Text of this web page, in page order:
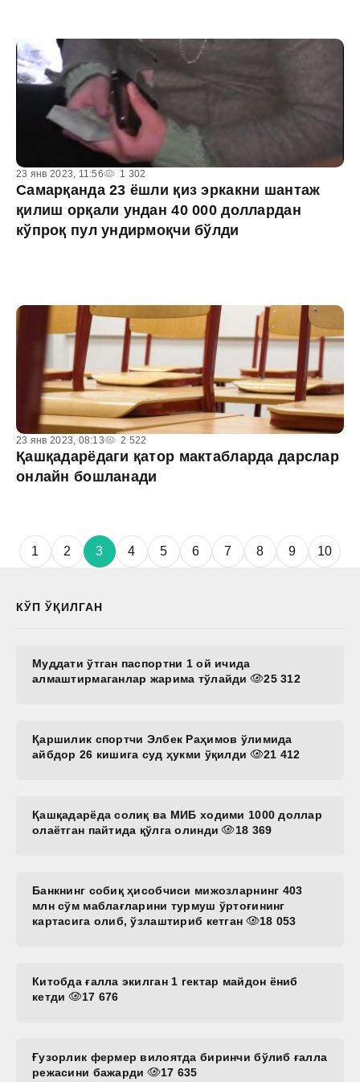
23 янв 2023, 11:56 1 302
Самарқанда 23 ёшли қиз эркакни шантаж
қилиш орқали ундан 40 000 доллардан
кўпроқ пул ундирмоқчи бўлди
23 янв 2023, 08:13 2 522
Қашқадарёдаги қатор мактабларда дарслар
онлайн бошланади
1 2 3 4 5 6 7 8 9 10
КЎП ЎҚИЛГАН
Муддати ўтган паспортни 1 ой ичида
алмаштирмаганлар жарима тўлайди
25 312
Қаршилик спортчи Элбек Раҳимов ўлимида
айбдор 26 кишига суд ҳукми ўқилди
21 412
Қашқадарёда солиқ ва МИБ ходими 1000 доллар
олаётган пайтида қўлга олинди
18 369
Банкнинг собиқ ҳисобчиси мижозларнинг 403
млн сўм маблағларини турмуш ўртоғининг
картасига олиб, ўзлаштириб кетган
18 053
Китобда ғалла экилган 1 гектар майдон ёниб
кетди
17 676
Ғузорлик фермер вилоятда биринчи бўлиб ғалла
режасини бажарди
17 635